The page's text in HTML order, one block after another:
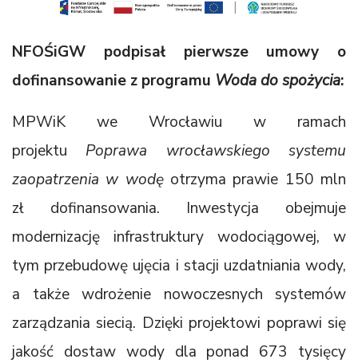
NFOŚiGW podpisał pierwsze umowy o
dofinansowanie z programu Woda do spożycia:
MPWiK we Wrocławiu w ramach
projektu Poprawa wrocławskiego systemu
zaopatrzenia w wodę otrzyma prawie 150 mln
zł dofinansowania. Inwestycja obejmuje
modernizację infrastruktury wodociągowej, w
tym przebudowę ujęcia i stacji uzdatniania wody,
a także wdrożenie nowoczesnych systemów
zarządzania siecią. Dzięki projektowi poprawi się
jakość dostaw wody dla ponad 673 tysięcy